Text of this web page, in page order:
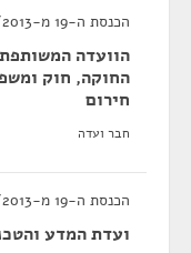
הכנסת ה-19 מ-17/06/2013 עד 31/03/2015
הוועדה
החוקה, חוק
חירום
חבר ועדה
הכנסת ה-19 מ-09/04/2013 עד 31/03/2015
ועדת המדע